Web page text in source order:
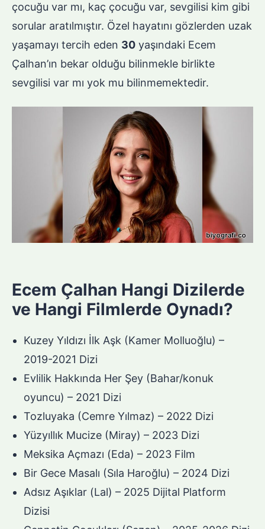
çocuğu var mı, kaç çocuğu var, sevgilisi kim gibi
sorular aratılmıştır. Özel hayatını gözlerden uzak
yaşamayı tercih eden 30 yaşındaki Ecem
Çalhan’ın bekar olduğu bilinmekle birlikte
sevgilisi var mı yok mu bilinmemektedir.
Ecem Çalhan Hangi Dizilerde
ve Hangi Filmlerde Oynadı?
Kuzey Yıldızı İlk Aşk (Kamer Molluoğlu) –
2019-2021 Dizi
Evlilik Hakkında Her Şey (Bahar/konuk
oyuncu) – 2021 Dizi
Tozluyaka (Cemre Yılmaz) – 2022 Dizi
Yüzyıllık Mucize (Miray) – 2023 Dizi
Meksika Açmazı (Eda) – 2023 Film
Bir Gece Masalı (Sıla Haroğlu) – 2024 Dizi
Adsız Aşıklar (Lal) – 2025 Dijital Platform
Dizisi